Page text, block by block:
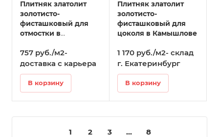
Плитняк златолит
золотисто-
фисташковый для
отмостки в
757 руб./м2-
доставка с карьера
В корзину
Плитняк златолит
золотисто-
фисташковый для
цоколя в Камышлове
1 170 руб./м2- склад
г. Екатеринбург
В корзину
1 2 3 ... 8